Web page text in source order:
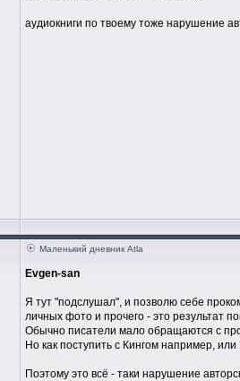
аудиокниги по твоему тоже нарушение
Маленький дневник Atla
Evgen-san
Я тут "подслушал", и позволю себе
личных фото и прочего - это результат
Обычно писатели мало обращаются с
Но как поступить с Кингом например,
Поэтому это всё - таки нарушение